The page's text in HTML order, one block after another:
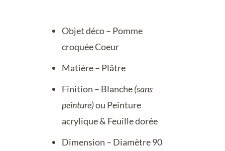
Objet déco – Pomme
croquée Coeur
Matière – Plâtre
Finition – Blanche(sans
peinture)ou Peinture
acrylique & Feuille dorée
Dimension – Diamètre 90